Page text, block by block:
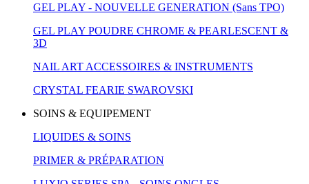
GEL PLAY - NOUVELLE GENERATION (Sans TPO)
GEL PLAY POUDRE CHROME & PEARLESCENT &
3D
NAIL ART ACCESSOIRES & INSTRUMENTS
CRYSTAL FEARIE SWAROVSKI
SOINS & EQUIPEMENT
LIQUIDES & SOINS
PRIMER & PRÉPARATION